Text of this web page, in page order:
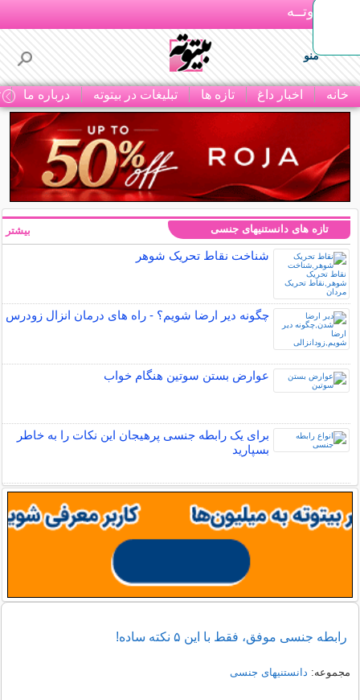
بـیتوتــه
منو
خانه اخبار داغ تازه ها تبلیغات در بیتوته درباره ما
تازه های دانستنیهای جنسی
شناخت نقاط تحریک شوهر
چگونه دیر ارضا شویم؟ - راه های درمان انزال زودرس
عوارض بستن سوتین هنگام خواب
برای یک رابطه جنسی پرهیجان این نکات را به خاطر
بسپارید
بیشتر
رابطه جنسی موفق، فقط با این ۵ نکته ساده!
مجموعه: دانستنیهای جنسی